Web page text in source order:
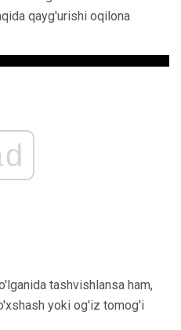
qayg'urishi oqilona
tashvishlansa ham,
yoki og'iz tomog'i